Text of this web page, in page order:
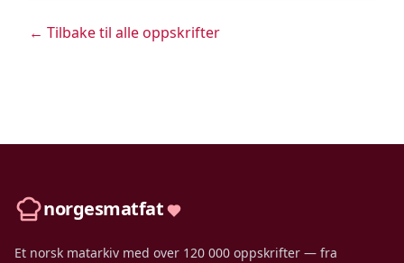
← Tilbake til alle oppskrifter
norgesmatfat
Et norsk matarkiv med over 120 000 oppskrifter — fra